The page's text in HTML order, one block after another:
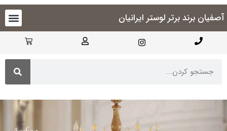
آصفیان برند برتر لوستر ایرانیان